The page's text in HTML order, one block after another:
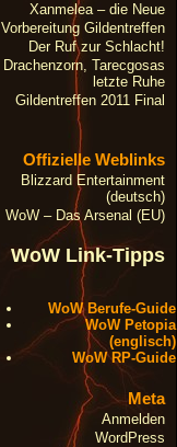
Xanmelea – die Neue
Vorbereitung Gildentreffen
Der Ruf zur Schlacht!
Drachenzorn, Tarecgosas
letzte Ruhe
Gildentreffen 2011 Final
Offizielle Weblinks
Blizzard Entertainment
(deutsch)
WoW – Das Arsenal (EU)
WoW Link-Tipps
WoW Berufe-Guide
WoW Petopia
(englisch)
WoW RP-Guide
Meta
Anmelden
WordPress